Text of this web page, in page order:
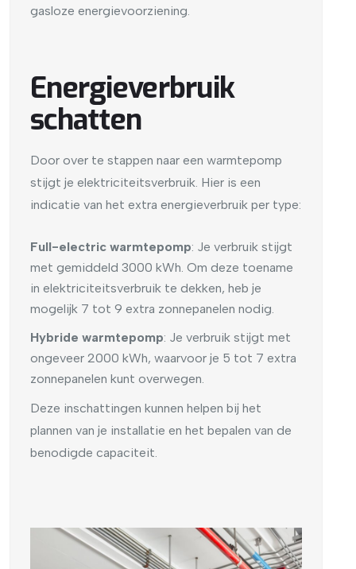
gasloze energievoorziening.
Energieverbruik
schatten
Door over te stappen naar een warmtepomp
stijgt je elektriciteitsverbruik. Hier is een
indicatie van het extra energieverbruik per type:
Full-electric warmtepomp: Je verbruik stijgt
met gemiddeld 3000 kWh. Om deze toename
in elektriciteitsverbruik te dekken, heb je
mogelijk 7 tot 9 extra zonnepanelen nodig.
Hybride warmtepomp: Je verbruik stijgt met
ongeveer 2000 kWh, waarvoor je 5 tot 7 extra
zonnepanelen kunt overwegen.
Deze inschattingen kunnen helpen bij het
plannen van je installatie en het bepalen van de
benodigde capaciteit.